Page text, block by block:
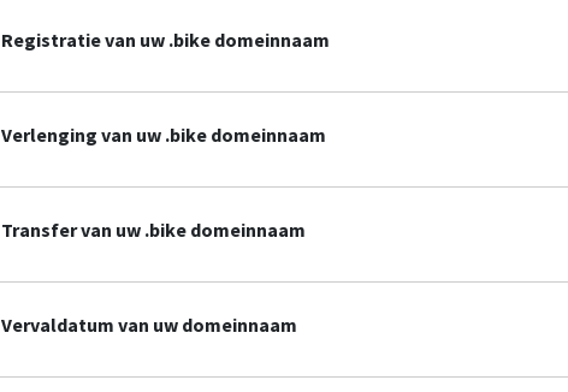
Registratie van uw .bike domeinnaam
Verlenging van uw .bike domeinnaam
Transfer van uw .bike domeinnaam
Vervaldatum van uw domeinnaam